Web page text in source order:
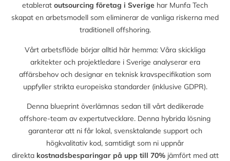
etablerat outsourcing företag i Sverige har Munfa Tech
skapat en arbetsmodell som eliminerar de vanliga riskerna med
traditionell offshoring.
Vårt arbetsflöde börjar alltid här hemma: Våra skickliga
arkitekter och projektledare i Sverige analyserar era
affärsbehov och designar en teknisk kravspecifikation som
uppfyller strikta europeiska standarder (inklusive GDPR).
Denna blueprint överlämnas sedan till vårt dedikerade
offshore-team av expertutvecklare. Denna hybrida lösning
garanterar att ni får lokal, svensktalande support och
högkvalitativ kod, samtidigt som ni uppnår
direkta kostnadsbesparingar på upp till 70%jämfört med att